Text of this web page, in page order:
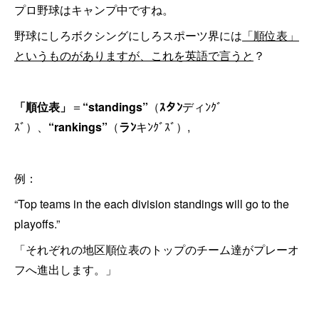
プロ野球はキャンプ中ですね。
野球にしろボクシングにしろスポーツ界には 「順位表」
というものがありますが、これを英語で言うと ？
「順位表」 ＝ “standings” （ｽタﾝディﾝｸﾞ
ｽﾞ）、 “rankings” （ラﾝキﾝｸﾞｽﾞ）,
例：
“Top teams in the each division standings will go to the
playoffs.”
「それぞれの地区順位表のトップのチーム達がプレーオ
フへ進出します。」